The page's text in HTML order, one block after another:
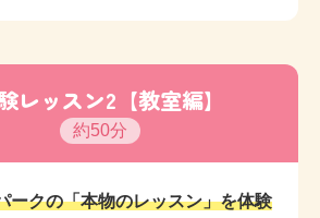
レッスン2【教室編】
約50分
クの「本物のレッスン」を体験